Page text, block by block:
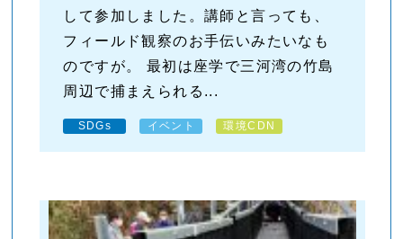
して参加しました。講師と言っても、
フィールド観察のお手伝いみたいなも
のですが。 最初は座学で三河湾の竹島
周辺で捕まえられる...
SDGs イベント 環境CDN